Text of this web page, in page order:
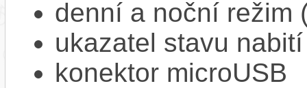
denní a noční režim
ukazatel stavu
konektor microUSB